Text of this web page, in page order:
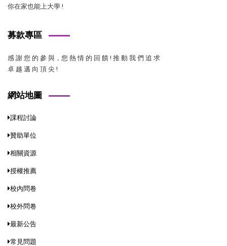
你在家也能上大學 !
募款專區
感 謝 您 的 參 與，您 熱 情 的 回 饋 ! 推 動 我 們 追 求
卓 越 邁 向 頂 尖 !
網站地圖
課程討論
贊助單位
相關資源
授權推薦
校內問卷
校外問卷
最新公告
常見問題